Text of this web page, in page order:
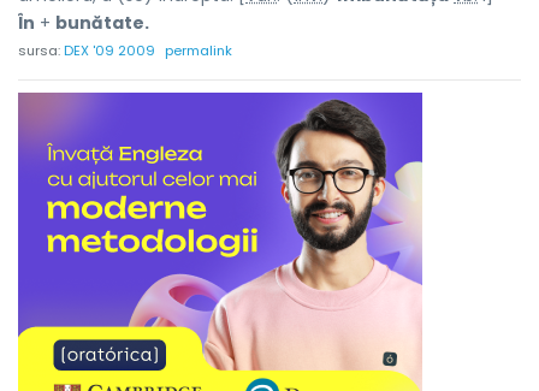
În + bunătate.
sursa:DEX '09 2009 permalink